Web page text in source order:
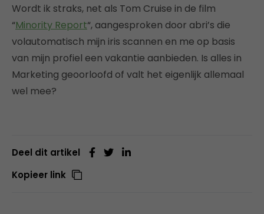
Wordt ik straks, net als Tom Cruise in de film
“Minority Report“, aangesproken door abri’s die
volautomatisch mijn iris scannen en me op basis
van mijn profiel een vakantie aanbieden. Is alles in
Marketing geoorloofd of valt het eigenlijk allemaal
wel mee?
Deel dit artikel
Kopieer link